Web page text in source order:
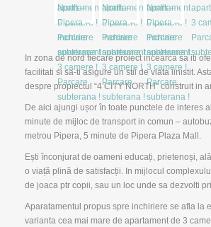
In zona de nord fiecare proiect incearca sa iti
facilitati si sa-ti asigure un stil de viata linistit.
despre propiectul “4 CITY NORTH” construit in
De aici ajungi ușor în toate punctele de interes
minute de mijloc de transport in comun –
metrou Pipera, 5 minute de Pipera Plaza Mall.
Ești înconjurat de oameni educați, prietenoși,
o viață plină de satisfacții. In mijlocul
de joaca ptr copii, sau un loc unde sa dezvolti
Aparatamentul propus spre inchiriere se afla la
varianta cea mai mare de apartament de 3